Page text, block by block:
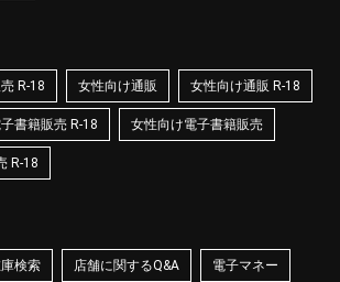
R-18 女性向け通販 女性向け通販 R-18
書籍販売 R-18 女性向け電子書籍販売
R-18
検索 店舗に関するQ&A 電子マネー